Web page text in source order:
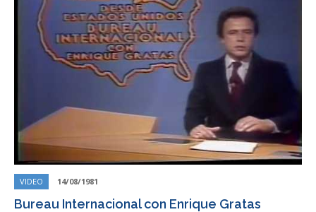
VIDEO 14/08/1981
Bureau Internacional con Enrique Gratas